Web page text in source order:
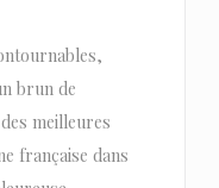
brun de
meilleures
française dans